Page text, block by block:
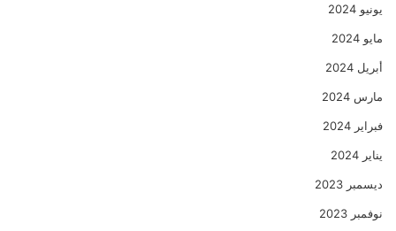
يونيو 2024
مايو 2024
أبريل 2024
مارس 2024
فبراير 2024
يناير 2024
ديسمبر 2023
نوفمبر 2023